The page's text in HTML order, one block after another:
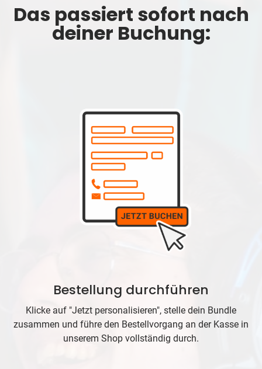
Das passiert sofort nach
deiner Buchung:
Bestellung durchführen
Klicke auf "Jetzt personalisieren", stelle dein Bundle
zusammen und führe den Bestellvorgang an der Kasse in
unserem Shop vollständig durch.